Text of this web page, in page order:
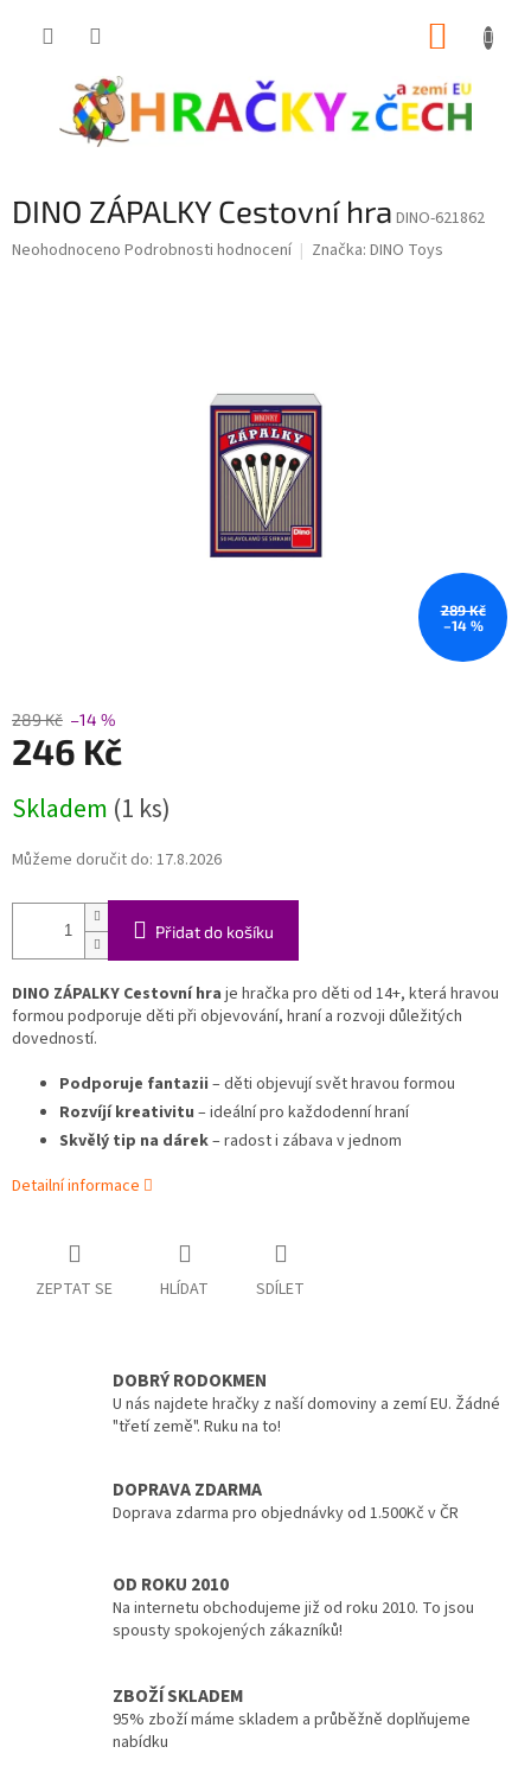
DINO ZÁPALKY Cestovní hra DINO-621862
Průměrné
Neohodnoceno Podrobnosti hodnocení Značka: DINO Toys
289 Kč
–14 %
289 Kč –14 %
246 Kč
cena:
Skladem (1 ks)
Můžeme doručit do: 17.8.2026
Přidat do košíku
DINO ZÁPALKY Cestovní hra je hračka pro děti od 14+, která hravou
formou podporuje děti při objevování, hraní a rozvoji důležitých
dovedností.
Podporuje fantazii – děti objevují svět hravou formou
Rozvíjí kreativitu – ideální pro každodenní hraní
Skvělý tip na dárek– radost i zábava v jednom
Detailní informace
ZEPTAT SE HLÍDAT SDÍLET
DOBRÝ RODOKMEN
U nás najdete hračky z naší domoviny a zemí EU. Žádné
"třetí země". Ruku na to!
DOPRAVA ZDARMA
Doprava zdarma pro objednávky od 1.500Kč v ČR
OD ROKU 2010
Na internetu obchodujeme již od roku 2010. To jsou
spousty spokojených zákazníků!
ZBOŽÍ SKLADEM
95% zboží máme skladem a průběžně doplňujeme
nabídku